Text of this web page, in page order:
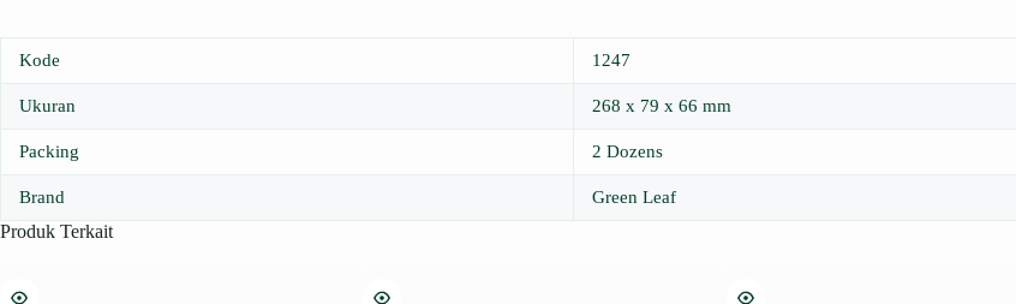
Kode 1247
Ukuran 268 x 79 x 66 mm
Packing 2 Dozens
Brand Green Leaf
Produk Terkait